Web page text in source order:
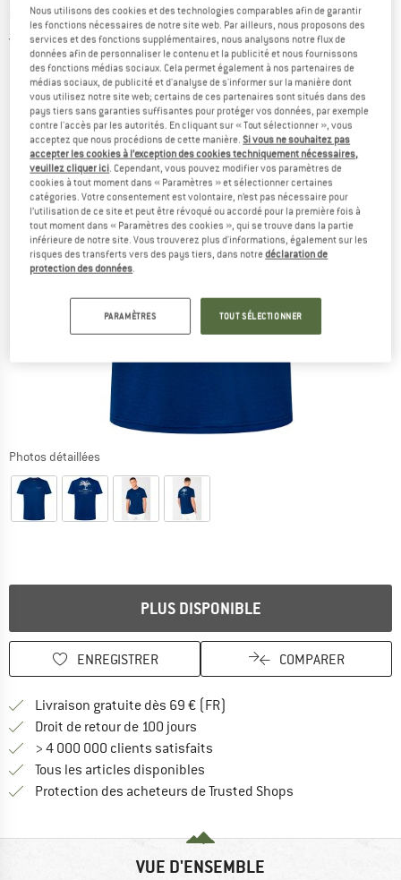
mérinos
5,0(2)
Photos détaillées
PLUS DISPONIBLE
ENREGISTRER COMPARER
Livraison gratuite dès 69 € (FR)
Droit de retour de 100 jours
> 4 000 000 clients satisfaits
Tous les articles disponibles
Protection des acheteurs de Trusted Shops
VUE D'ENSEMBLE
Nous utilisons des cookies et des technologies comparables afin de garantir
les fonctions nécessaires de notre site web. Par ailleurs, nous proposons des
services et des fonctions supplémentaires, nous analysons notre flux de
données afin de personnaliser le contenu et la publicité et nous fournissons
des fonctions médias sociaux. Cela permet également à nos partenaires de
médias sociaux, de publicité et d'analyse de s'informer sur la manière dont
vous utilisez notre site web; certains de ces partenaires sont situés dans des
pays tiers sans garanties suffisantes pour protéger vos données, par exemple
contre l'accès par les autorités. En cliquant sur « Tout sélectionner », vous
acceptez que nous procédions de cette manière.Si vous ne souhaitez pas
accepter les cookies à l’exception des cookies techniquement nécessaires,
veuillez cliquer ici. Cependant, vous pouvez modifier vos paramètres de
cookies à tout moment dans « Paramètres » et sélectionner certaines
catégories. Votre consentement est volontaire, n’est pas nécessaire pour
l’utilisation de ce site et peut être révoqué ou accordé pour la première fois à
tout moment dans « Paramètres des cookies », qui se trouve dans la partie
inférieure de notre site. Vous trouverez plus d'informations, également sur les
risques des transferts vers des pays tiers, dans notredéclaration de
protection des données.
PARAMÈTRES TOUT SÉLECTIONNER